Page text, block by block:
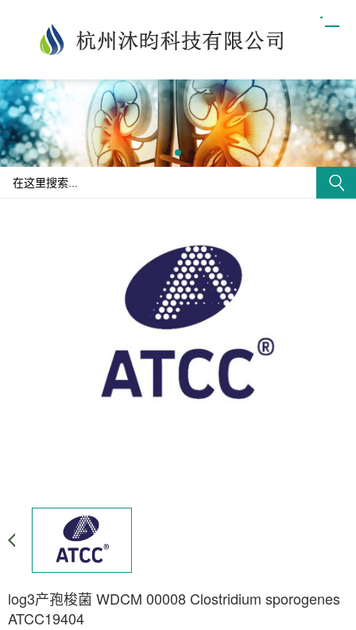
log3产孢梭菌 WDCM 00008 Clostridium sporogenes
ATCC19404